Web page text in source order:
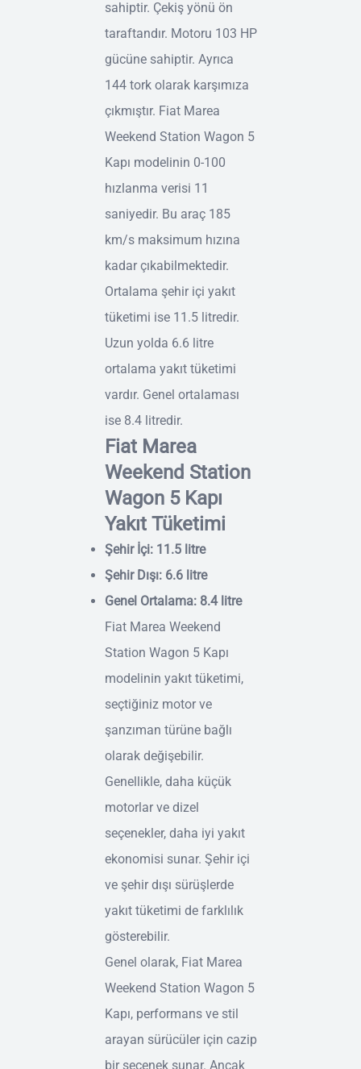
sahiptir. Çekiş yönü ön
taraftandır. Motoru 103 HP
gücüne sahiptir. Ayrıca
144 tork olarak karşımıza
çıkmıştır. Fiat Marea
Weekend Station Wagon 5
Kapı modelinin 0-100
hızlanma verisi 11
saniyedir. Bu araç 185
km/s maksimum hızına
kadar çıkabilmektedir.
Ortalama şehir içi yakıt
tüketimi ise 11.5 litredir.
Uzun yolda 6.6 litre
ortalama yakıt tüketimi
vardır. Genel ortalaması
ise 8.4 litredir.
Fiat Marea
Weekend Station
Wagon 5 Kapı
Yakıt Tüketimi
Şehir İçi: 11.5 litre
Şehir Dışı: 6.6 litre
Genel Ortalama: 8.4 litre
Fiat Marea Weekend
Station Wagon 5 Kapı
modelinin yakıt tüketimi,
seçtiğiniz motor ve
şanzıman türüne bağlı
olarak değişebilir.
Genellikle, daha küçük
motorlar ve dizel
seçenekler, daha iyi yakıt
ekonomisi sunar. Şehir içi
ve şehir dışı sürüşlerde
yakıt tüketimi de farklılık
gösterebilir.
Genel olarak, Fiat Marea
Weekend Station Wagon 5
Kapı, performans ve stil
arayan sürücüler için cazip
bir seçenek sunar. Ancak